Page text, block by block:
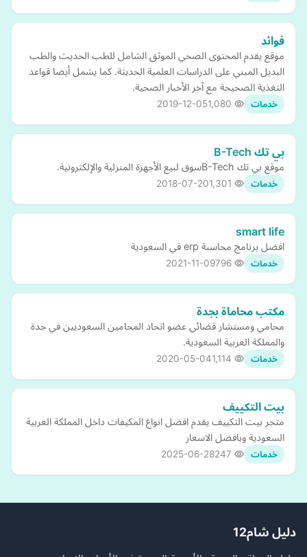
فوائد
موقع يقدم المحتوى الصحي الموثق الشامل للطب الحديث والطب
البديل المبني على الدراسات العلمية الحديثة. كما يشمل أيضا قواعد
التغذية الصحيحة مع آخر الأخبار الصحية.
خدمات 2019-12-05
بي تك B-Tech
موقع بي تك B-Techسوق لبيع الأجهزة المنزلية والإلكترونية.
خدمات 2018-07-20
smart life
افضل برنامج محاسبة erp في السعودية
خدمات 2021-11-09
مكتب محاماة بجدة
محامي ومستشار قضائي عضو اتحاد المحامين السعوديين في جدة
والمملكة العربية السعودية.
خدمات 2020-05-04
بيت التكييف
متجر بيت التكييف يقدم افضل انواع المكيفات داخل المملكة العربية
السعودية وبافضل الاسعار
خدمات 2025-06-28
دليل شام12